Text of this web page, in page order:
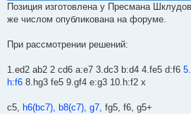
Позиция изготовлена у Пресмана
же числом опубликована на форуме.
При рассмотрении решений:
1.ed2 ab2 2 cd6 a:e7 3.dc3 b:d4 4.fe5 d:f6
h:f6 8.hg3 fe5 9.gf4 e:g3 10.h:f2 x
с5, h6(bc7), b8(c7), g7, fg5, f6, g5+